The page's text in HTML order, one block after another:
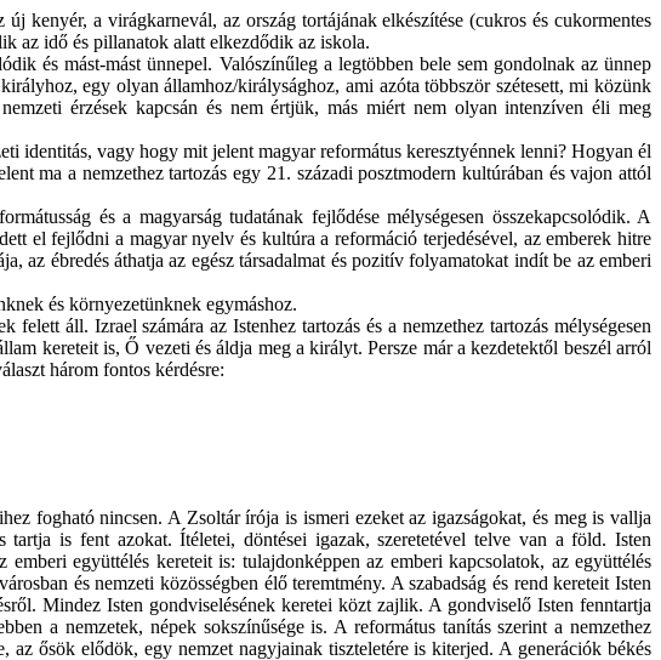
kenyér, a virágkarnevál, az ország tortájának elkészítése (cukros és cukormentes
az idő és pillanatok alatt elkezdődik az iskola.
és mást-mást ünnepel. Valószínűleg a legtöbben bele sem gondolnak az ünnep
egy olyan államhoz/királysághoz, ami azóta többször szétesett, mi közünk
érzések kapcsán és nem értjük, más miért nem olyan intenzíven éli meg
identitás, vagy hogy mit jelent magyar református keresztyénnek lenni? Hogyan él
ma a nemzethez tartozás egy 21. századi posztmodern kultúrában és vajon attól
és a magyarság tudatának fejlődése mélységesen összekapcsolódik. A
el fejlődni a magyar nyelv és kultúra a reformáció terjedésével, az emberek hitre
ébredés áthatja az egész társadalmat és pozitív folyamatokat indít be az emberi
és környezetünknek egymáshoz.
áll. Izrael számára az Istenhez tartozás és a nemzethez tartozás mélységesen
kereteit is, Ő vezeti és áldja meg a királyt. Persze már a kezdetektől beszél arról
három fontos kérdésre:
fogható nincsen. A Zsoltár írója is ismeri ezeket az igazságokat, és meg is vallja
is fent azokat. Ítéletei, döntései igazak, szeretetével telve van a föld. Isten
együttélés kereteit is: tulajdonképpen az emberi kapcsolatok, az együttélés
és nemzeti közösségben élő teremtmény. A szabadság és rend kereteit Isten
Mindez Isten gondviselésének keretei közt zajlik. A gondviselő Isten fenntartja
a nemzetek, népek sokszínűsége is. A református tanítás szerint a nemzethez
az ősök elődök, egy nemzet nagyjainak tiszteletére is kiterjed. A generációk békés